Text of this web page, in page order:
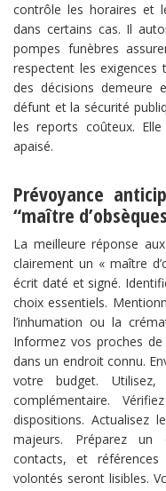
contrôle les horaires et
dans certains cas. Il
pompes funèbres
respectent les exigences
des décisions demeure
défunt et la sécurité
les reports coûteux.
apaisé.
Prévoyance
“maître
La meilleure réponse
clairement un « maître
écrit daté et signé.
choix essentiels.
l’inhumation ou la
Informez vos proches de
dans un endroit connu.
votre budget.
complémentaire.
dispositions. Actualisez
majeurs. Préparez un
contacts, et
volontés seront lisibles.